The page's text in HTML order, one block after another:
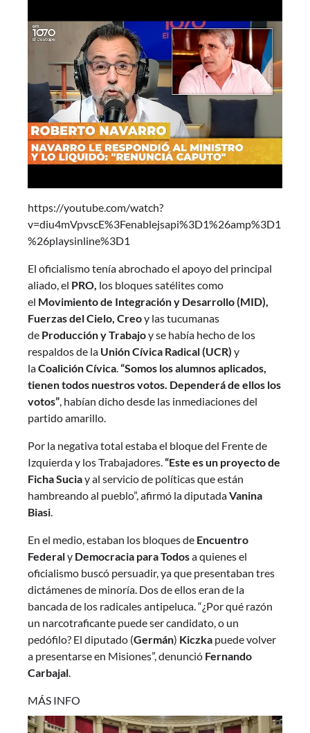
https://youtube.com/watch?
v=diu4mVpvscE%3Fenablejsapi%3D1%26amp%3D1
%26playsinline%3D1
El oficialismo tenía abrochado el apoyo del principal
aliado, el PRO, los bloques satélites como
el Movimiento de Integración y Desarrollo (MID),
Fuerzas del Cielo, Creoy las tucumanas
de Producción y Trabajoy se había hecho de los
respaldos de la Unión Cívica Radical (UCR) y
laCoalición Cívica.“Somos los alumnos aplicados,
tienen todos nuestros votos. Dependerá de ellos los
votos”, habían dicho desde las inmediaciones del
partido amarillo.
Por la negativa total estaba el bloque del Frente de
Izquierda y los Trabajadores.“Este es un proyecto de
Ficha Suciay al servicio de políticas que están
hambreando al pueblo”, afirmó la diputadaVanina
Biasi.
En el medio, estaban los bloques de Encuentro
Federaly Democracia para Todosa quienes el
oficialismo buscó persuadir, ya que presentaban tres
dictámenes de minoría. Dos de ellos eran de la
bancada de los radicales antipeluca. “¿Por qué razón
un narcotraficante puede ser candidato, o un
pedófilo? El diputado (Germán) Kiczka puede volver
a presentarse en Misiones”, denunció Fernando
Carbajal.
MÁS INFO